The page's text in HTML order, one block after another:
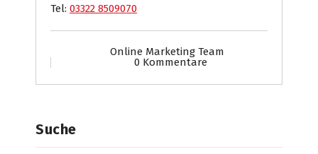
Tel: 03322 8509070
Online Marketing Team
0 Kommentare
Suche